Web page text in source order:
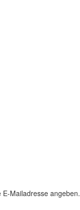
Mailadresse angeben.